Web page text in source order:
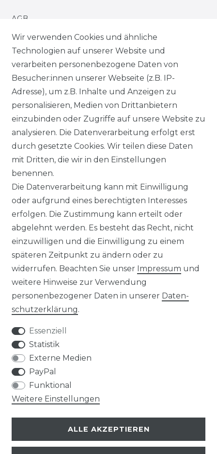
AGB
WIDERRUFSRECHT
WIDERRUFSFORMULAR
DATENSCHUTZERKLÄRUNG
INFORMATIONEN & SERVICE
BLOG
ZAHLUNG & VERSAND
AUFBAUANLEITUNGEN
TIPS & TRICKS
HINWEIS ZUR BATTERIEENTSORGUNG
VERPACKUNGSHINWEISE
ÜBER UNS
UNSER TEAM
IHRE VORTEILE
LOB & KRITIK
KONTAKT
Wir verwenden Cookies und ähnliche
Technologien auf unserer Website und
verarbeiten personenbezogene Daten von
Besucher:innen unserer Webseite (z.B. IP-
Adresse), um z.B. Inhalte und Anzeigen zu
personalisieren, Medien von Drittanbietern
einzubinden oder Zugriffe auf unsere Website zu
analysieren. Die Datenverarbeitung erfolgt erst
durch gesetzte Cookies. Wir teilen diese Daten
mit Dritten, die wir in den Einstellungen
benennen.
Die Datenverarbeitung kann mit Einwilligung
oder aufgrund eines berechtigten Interesses
erfolgen. Die Zustimmung kann erteilt oder
abgelehnt werden. Es besteht das Recht, nicht
einzuwilligen und die Einwilligung zu einem
späteren Zeitpunkt zu ändern oder zu
widerrufen. Beachten Sie unser Impressum und
weitere Hinweise zur Verwendung
personenbezogener Daten in unserer Daten­
schutz­erklärung.
Essenziell
Statistik
Externe Medien
PayPal
Funktional
Weitere Einstellungen
ALLE AKZEPTIEREN